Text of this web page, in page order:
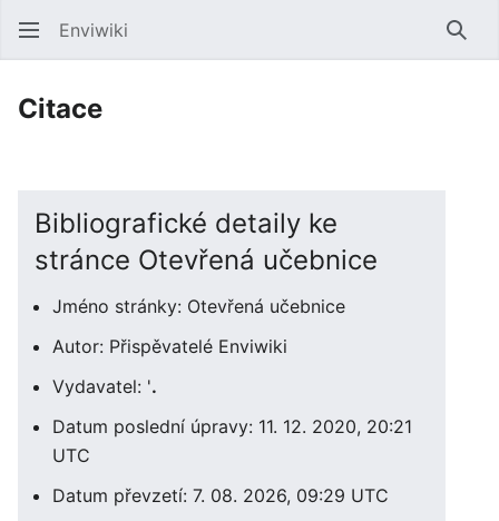
Enviwiki
Citace
Bibliografické detaily ke
stránce Otevřená učebnice
Jméno stránky: Otevřená učebnice
Autor: Přispěvatelé Enviwiki
Vydavatel: '.
Datum poslední úpravy: 11. 12. 2020, 20:21
UTC
Datum převzetí: 7. 08. 2026, 09:29 UTC